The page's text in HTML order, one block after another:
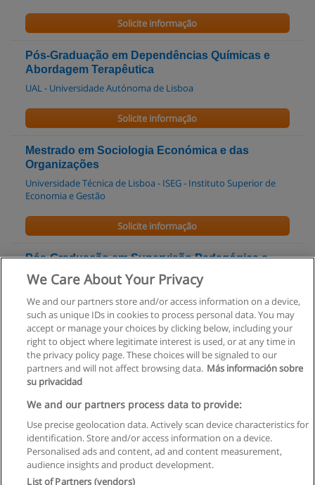
Solicite informação
Pós-Graduação em Dependências Químicas e
Abordagem Terapêutica
UAL - Universidade Autónoma de Lisboa
Solicite informação
Mestrado em Sociologia Económica e das
Organizações
Universidade Técnica de Lisboa - ISEG - Instituto Superior de
Economia e Gestão
Solicite informação
Pós-Graduação em Supervisão Pedagógica e
Formação de Formadores
ISCE - Instituto Superior de Ciências Educativas - Odivelas
Solicite informação
Regras de uso
Privacidade de dados
Entrar em contato com Educaedu
We Care About Your Privacy
We and our partners store and/or access information on a device,
such as unique IDs in cookies to process personal data. You may
accept or manage your choices by clicking below, including your
right to object where legitimate interest is used, or at any time in
the privacy policy page. These choices will be signaled to our
partners and will not affect browsing data. Más información sobre
su privacidad
We and our partners process data to provide:
Use precise geolocation data. Actively scan device characteristics for
identification. Store and/or access information on a device.
Personalised ads and content, ad and content measurement,
audience insights and product development.
List of Partners (vendors)